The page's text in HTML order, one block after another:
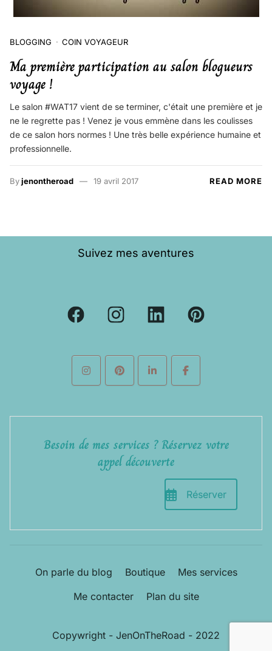
BLOGGING COIN VOYAGEUR
Ma première participation au salon blogueurs
voyage !
Le salon #WAT17 vient de se terminer, c'était une première et je
ne le regrette pas ! Venez je vous emmène dans les coulisses
de ce salon hors normes ! Une très belle expérience humaine et
professionnelle.
Byjenontheroad 19 avril 2017 READ MORE
Suivez mes aventures
Besoin de mes services ? Réservez votre
appel découverte
Réserver
On parle du blog Boutique
Mes services
Me contacter
Plan du site
Copywright - JenOnTheRoad - 2022